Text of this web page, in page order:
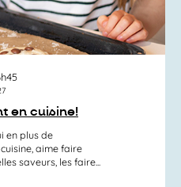
en cuisine!
en plus de
aime faire
saveurs, les faire...